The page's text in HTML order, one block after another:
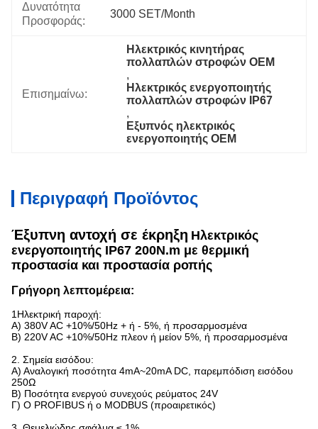
Δυνατότητα
Προσφοράς:
3000 SET/Month
Επισημαίνω:
Ηλεκτρικός κινητήρας
πολλαπλών στροφών OEM
,
Ηλεκτρικός ενεργοποιητής
πολλαπλών στροφών IP67
,
Εξυπνός ηλεκτρικός
ενεργοποιητής OEM
Περιγραφή Προϊόντος
Έξυπνη αντοχή σε έκρηξη Ηλεκτρικός
ενεργοποιητής IP67 200N.m με θερμική
προστασία και προστασία ροπής
Γρήγορη λεπτομέρεια:
1Ηλεκτρική παροχή:
Α) 380V AC +10%/50Hz + ή - 5%, ή προσαρμοσμένα
Β) 220V AC +10%/50Hz πλεον ή μείον 5%, ή προσαρμοσμένα
2. Σημεία εισόδου:
Α) Αναλογική ποσότητα 4mA~20mA DC, παρεμπόδιση εισόδου
250Ω
Β) Ποσότητα ενεργού συνεχούς ρεύματος 24V
Γ) Ο PROFIBUS ή ο MODBUS (προαιρετικός)